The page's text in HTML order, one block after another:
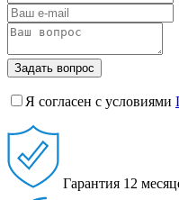
Задать вопрос
Я согласен с условиями
Гарантия 12